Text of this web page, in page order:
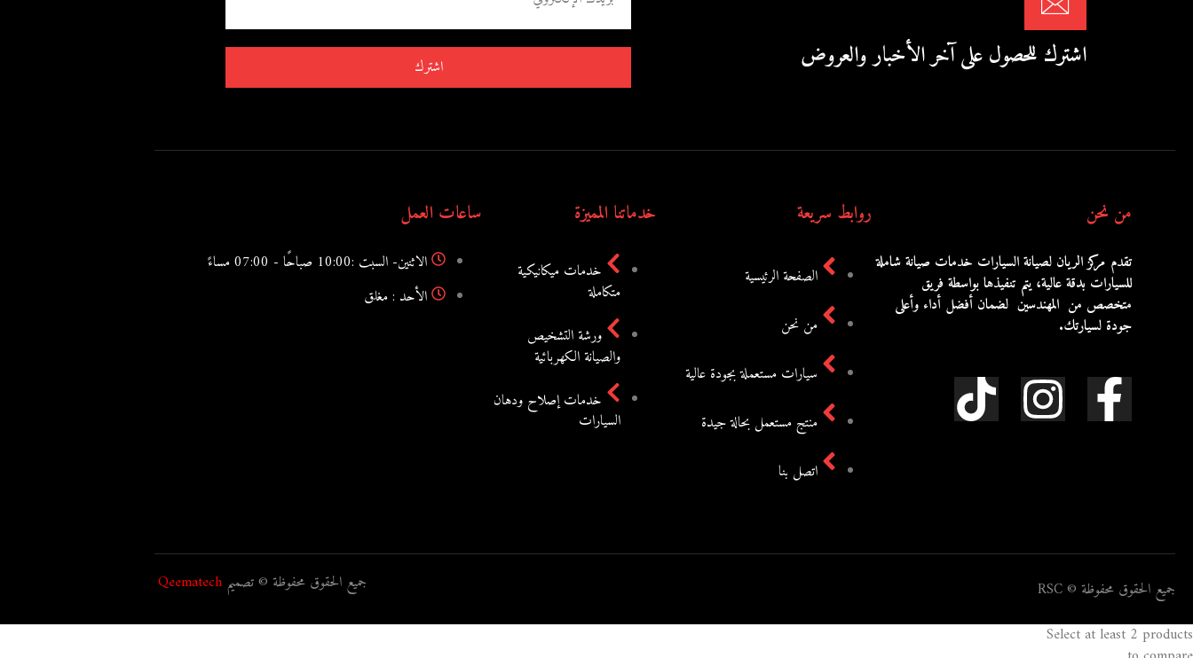
اشترك للحصول على آخر الأخبار والعروض اشترك
من نحن
تقدم مركز الريان لصيانة السيارات خدمات صيانة شاملة
للسيارات بدقة عالية، يتم تنفيذها بواسطة فريق
متخصص من المهندسين لضمان أفضل أداء وأعلى
جودة لسيارتك.
روابط سريعة
الصفحة الرئيسية
من نحن
سيارات مستعملة بجودة عالية
منتج مستعمل بحالة جيدة
اتصل بنا
خدماتنا المميزة
خدمات ميكانيكية
متكاملة
ورشة التشخيص
والصيانة الكهربائية
خدمات إصلاح ودهان
السيارات
ساعات العمل
الاثنين- السبت :10:00 صباحًا - 07:00 مساءً
الأحد : مغلق
جميع الحقوق محفوظة © RSC جميع الحقوق محفوظة © تصميمQeematech
Select at least 2 products